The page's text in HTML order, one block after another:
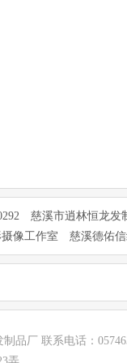
慈溪市逍林恒龙发
像工作室 慈溪德佑
品厂 联系电话：